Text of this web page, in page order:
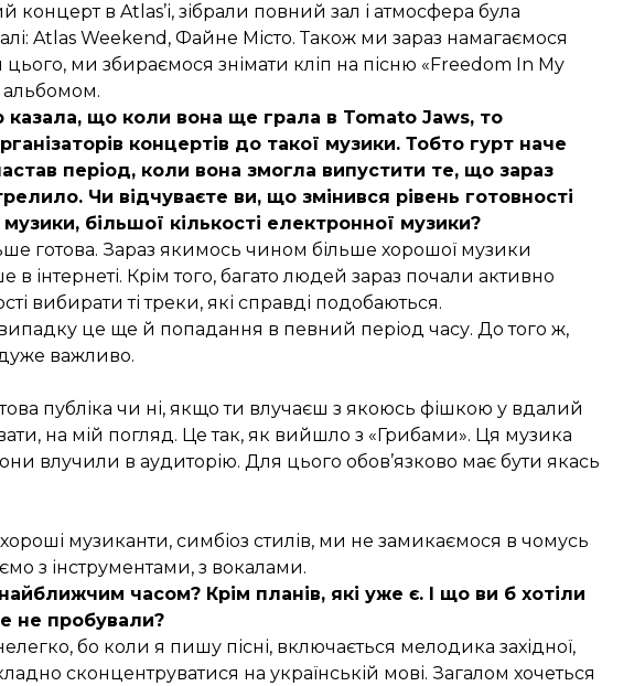
в Atlas’і, зібрали повний зал і атмосфера була
Atlas Weekend, Файне Місто. Також ми зараз намагаємося
цього, ми збираємося знімати кліп на пісню «Freedom In My
альбомом.
казала, що коли вона ще грала в Tomato Jaws, то
концертів до такої музики. Тобто гурт наче
період, коли вона змогла випустити те, що зараз
Чи відчуваєте ви, що змінився рівень готовності
більшої кількості електронної музики?
готова. Зараз якимось чином більше хорошої музики
в інтернеті. Крім того, багато людей зараз почали активно
вибирати ті треки, які справді подобаються.
це ще й попадання в певний період часу. До того ж,
важливо.
публіка чи ні, якщо ти влучаєш з якоюсь фішкою у вдалий
на мій погляд. Це так, як вийшло з «Грибами». Ця музика
вони влучили в аудиторію. Для цього обов’язково має бути якась
музиканти, симбіоз стилів, ми не замикаємося в чомусь
з інструментами, з вокалами.
часом? Крім планів, які уже є. І що ви б хотіли
не пробували?
бо коли я пишу пісні, включається мелодика західної,
сконцентруватися на українській мові. Загалом хочеться